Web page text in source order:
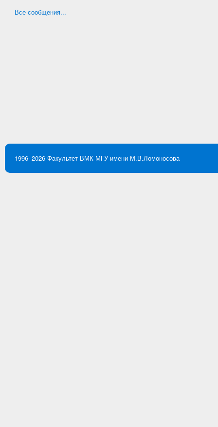
Все сообщения...
1996–2026 Факультет ВМК МГУ имени М.В.Ломоносова